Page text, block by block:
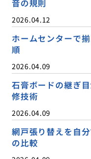
音の規則
2026.04.12
ホームセンターで
順
2026.04.09
石膏ボードの継ぎ
修技術
2026.04.09
網戸張り替えを自
の比較